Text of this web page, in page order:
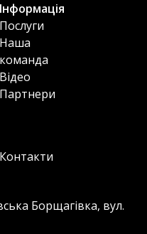
Борщагівка, вул.
Інформація
Послуги
Наша
команда
Відео
Партнери
Контакти